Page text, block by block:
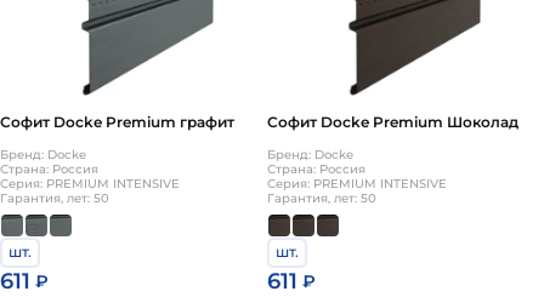
Софит Docke Premium графит
Бренд: Docke
Страна: Россия
Серия: PREMIUM INTENSIVE
Гарантия, лет: 50
шт.
611 ₽
Софит Docke Premium Шоколад
Бренд: Docke
Страна: Россия
Серия: PREMIUM INTENSIVE
Гарантия, лет: 50
шт.
611 ₽